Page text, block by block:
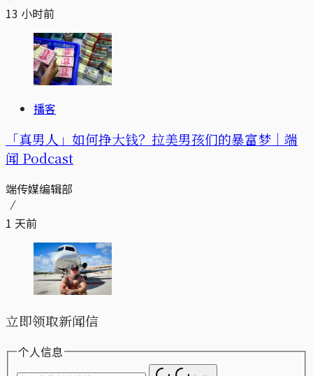
13 小时前
播客
「真男人」如何挣大钱？拉美男孩们的暴富梦｜端
闻 Podcast
端传媒编辑部
1 天前
立即领取新闻信
个人信息